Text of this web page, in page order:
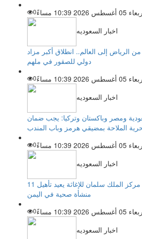
2026 10:39 مساءً
0
اخبار السعوديه
الرياض إلى العالم.. انطلاق أكبر مزاد
دولي للصقور في ملهم
2026 10:39 مساءً
0
اخبار السعوديه
ومصر وباكستان وتركيا: يجب ضمان
الملاحة بمضيقي هرمز وباب المندب
2026 10:39 مساءً
0
اخبار السعوديه
أخبار من السعودية.. مركز الملك سلمان للإغاثة يعيد تأهيل 11
منشأة صحية في اليمن
2026 10:39 مساءً
0
اخبار السعوديه